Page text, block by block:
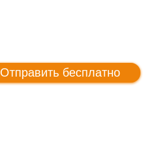
Отправить бесплатно